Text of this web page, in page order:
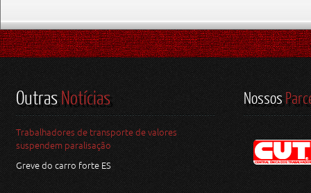
OutrasNotícias
Trabalhadores de transporte de valores
suspendem paralisação
Greve do carro forte ES
Nossos